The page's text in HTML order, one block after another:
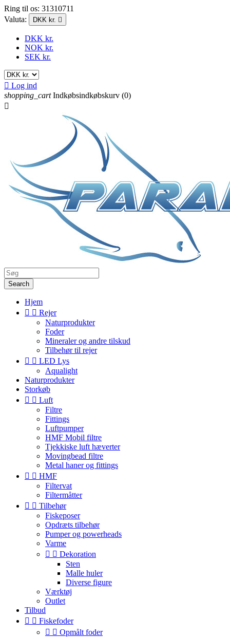
Ring til os: 31310711
Valuta:
DKK kr. 
DKK kr.
NOK kr.
SEK kr.
 Log ind
shopping_cart Indkøbsindkøbskurv (0)

Search
Hjem
  Rejer
Naturprodukter
Foder
Mineraler og andre tilskud
Tilbehør til rejer
  LED Lys
Aqualight
Naturprodukter
Storkøb
  Luft
Filtre
Fittings
Luftpumper
HMF Mobil filtre
Tjekkiske luft hæverter
Movingbead filtre
Metal haner og fittings
  HMF
Filtervat
Filtermåtter
  Tilbehør
Fiskeposer
Opdræts tilbehør
Pumper og powerheads
Varme
  Dekoration
Sten
Malle huler
Diverse figure
Værktøj
Outlet
Tilbud
  Fiskefoder
  Opmålt foder